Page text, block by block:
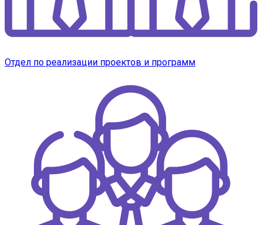
Отдел по реализации проектов и программ